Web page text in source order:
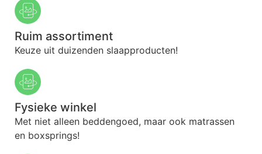
Ruim assortiment
Keuze uit duizenden slaapproducten!
Fysieke winkel
Met niet alleen beddengoed, maar ook matrassen
en boxsprings!